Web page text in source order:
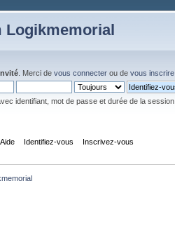
Logikmemorial
. Merci devous connecter ou devous inscrire
identifiant, mot de passe et durée de la session
Aide Identifiez-vous Inscrivez-vous